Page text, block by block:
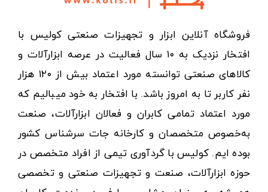
فروشگاه آنلاین ابزار و تجهیزات صنعتی کولیس با
افتخار نزدیک به ۱۰ سال فعالیت در عرصه ابزارآلات و
کالاهای صنعتی توانسته مورد اعتماد بیش از ۱۲۰ هزار
نفر کاربر تا به امروز باشد. با افتخار به خود میبالیم که
مورد اعتماد تمامی کابران و فعالان ابزارآلات، صنعت
به‌خصوص متخصصان و کارخانه جات سرشناس کشور
بوده ایم. کولیس با گردآوری تیمی از افراد متخصص در
حوزه ابزارآلات، صنعت و تجهیزات صنعتی و تخصصی